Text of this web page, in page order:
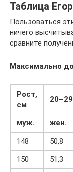
Таблица
Пользоваться
ничего
сравните
Максимально
Рост,
cм
муж. жен.
148
50,8
150
51,3